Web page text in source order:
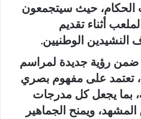
الحكام، حيث سيتجمعون
أثناء تقديم
النشيدين الوطنيين.
ضمن رؤية جديدة لمراسم
تعتمد على مفهوم بصري
360 درجة، بما يجعل كل مدرجات
ويمنح الجماهير